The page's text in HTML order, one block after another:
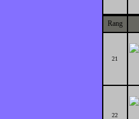
Rang
21
22